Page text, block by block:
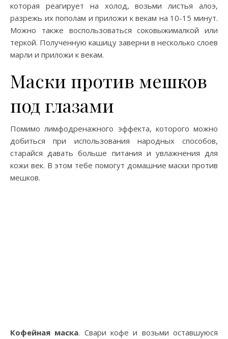
которая реагирует на холод, возьми листья алоэ,
разрежь их пополам и приложи к векам на 10-15 минут.
Можно также воспользоваться соковыжималкой или
теркой. Полученную кашицу заверни в несколько слоев
марли и приложи к векам.
Маски против мешков
под глазами
Помимо лимфодренажного эффекта, которого можно
добиться при использования народных способов,
старайся давать больше питания и увлажнения для
кожи век. В этом тебе помогут домашние маски против
мешков.
Кофейная маска. Свари кофе и возьми оставшуюся